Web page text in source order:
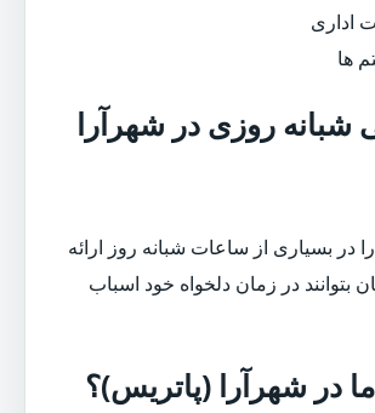
اداری
ها
روزی در شهرآرا
در بسیاری از ساعات شبانه روز ارائه
بتوانند در زمان دلخواه خود اسباب
در شهرآرا (پاتریس)؟